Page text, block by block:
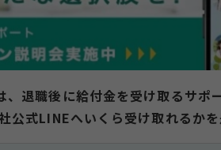
退職後に給付金を受け取るサポ
公式LINEへいくら受け取れるか